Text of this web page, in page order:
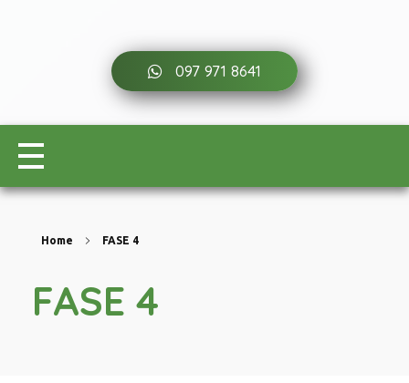
097 971 8641
Home FASE 4
FASE 4